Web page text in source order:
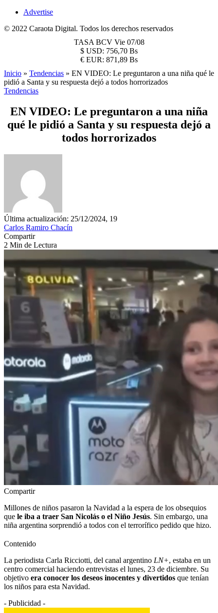
Advertise
© 2022 Caraota Digital. Todos los derechos reservados
TASA BCV Vie 07/08
$ USD: 756,70 Bs
€ EUR: 871,89 Bs
Inicio » Tendencias » EN VIDEO: Le preguntaron a una niña qué le
pidió a Santa y su respuesta dejó a todos horrorizados
Tendencias
EN VIDEO: Le preguntaron a una niña
qué le pidió a Santa y su respuesta dejó a
todos horrorizados
Última actualización: 25/12/2024, 19
Carlos Ramiro Chacín
Compartir
2 Min de Lectura
Compartir
Millones de niños pasaron la Navidad a la espera de los obsequios
que le iba a traer San Nicolás o el Niño Jesús. Sin embargo, una
niña argentina sorprendió a todos con el terrorífico pedido que hizo.
Contenido
La periodista Carla Ricciotti, del canal argentino LN+, estaba en un
centro comercial haciendo entrevistas el lunes, 23 de diciembre. Su
objetivo era conocer los deseos inocentes y divertidos que tenían
los niños para esta Navidad.
- Publicidad -